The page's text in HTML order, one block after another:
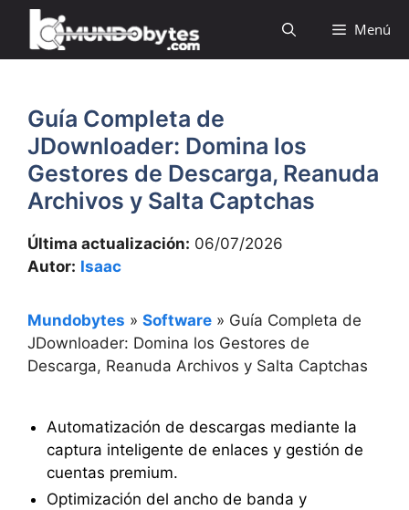
Saltar
contenido
Menú
Guía Completa de
JDownloader: Domina los
Gestores de Descarga, Reanuda
Archivos y Salta Captchas
Última actualización: 06/07/2026
Autor: Isaac
Mundobytes » Software » Guía Completa de
JDownloader: Domina los Gestores de
Descarga, Reanuda Archivos y Salta Captchas
Automatización de descargas mediante la
captura inteligente de enlaces y gestión de
cuentas premium.
Optimización del ancho de banda y